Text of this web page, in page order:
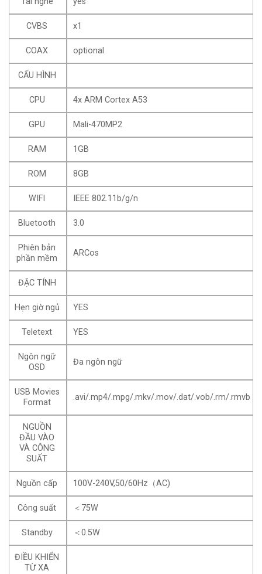
CVBS x1
COAX optional
CẤU HÌNH
CPU 4x ARM Cortex A53
GPU Mali-470MP2
RAM 1GB
ROM 8GB
WIFI IEEE 802.11b/g/n
Bluetooth 3.0
Phiên bản
phần mềm
ARCos
ĐẶC TÍNH
Hẹn giờ ngủ YES
Teletext YES
Ngôn ngữ
OSD
Đa ngôn ngữ
USB Movies
Format
.avi/.mp4/.mpg/.mkv/.mov/.dat/.vob/.rm/.rmvb
NGUỒN
ĐẦU VÀO
VÀ CÔNG
SUẤT
Nguồn cấp 100V-240V,50/60Hz（AC)
Công suất ＜75W
Standby ＜0.5W
ĐIỀU KHIỂN
TỪ XA